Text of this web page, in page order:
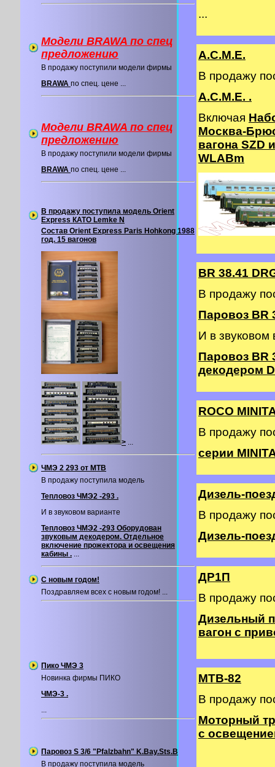
Модели BRAWA по спец
предложению
В продажу поступили модели фирмы
BRAWA по спец. цене ...
Модели BRAWA по спец
предложению
В продажу поступили модели фирмы
BRAWA по спец. цене ...
В продажу поступила модель Orient
Express КАТО Lemke N
Состав Orient Express Paris Hohkong 1988
год. 15 вагонов
> ...
ЧМЭ 2 293 от MTB
В продажу поступила модель
Тепловоз ЧМЭ2 -293 .
И в звуковом варианте
Тепловоз ЧМЭ2 -293 Оборудован
звуковым декодером. Отдельное
включение прожектора и освещения
кабины . ...
С новым годом!
Поздравляем всех с новым годом! ...
Пико ЧМЭ 3
Новинка фирмы ПИКО
ЧМЭ-3 .
...
Паровоз S 3/6 "Pfalzbahn" K.Bay.Sts.B
В продажу поступила модель
...
A.C.M.E.
В продажу
A.C.M.E. .
Включая
Москва-
вагона SZD
WLABm
BR 38.41
В продажу
Паровоз BR
И в звуковом
Паровоз BR
декодером
ROCO
В продажу
серии
Дизель-
В продажу
Дизель-
ДР1П
В продажу
Дизельный
вагон с
МТВ-82
В продажу
Моторный
с